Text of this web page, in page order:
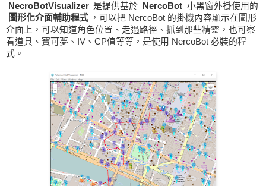
NecroBotVisualizer 是提供基於 NercoBot 小黑窗外掛使用的
圖形化介面輔助程式 ，可以把 NercoBot 的掛機內容顯示在圖形
介面上，可以知道角色位置、走過路徑、抓到那些精靈，也可察
看道具、寶可夢、IV、CP值等等，是使用 NercoBot 必裝的程
式。